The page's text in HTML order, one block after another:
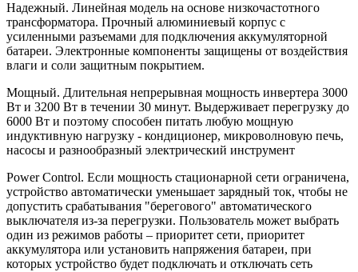
Надежный. Линейная модель на основе низкочастотного
трансформатора. Прочный алюминиевый корпус с
усиленными разъемами для подключения аккумуляторной
батареи. Электронные компоненты защищены от воздействия
влаги и соли защитным покрытием.
Мощный. Длительная непрерывная мощность инвертера 3000
Вт и 3200 Вт в течении 30 минут. Выдерживает перегрузку до
6000 Вт и поэтому способен питать любую мощную
индуктивную нагрузку - кондиционер, микроволновую печь,
насосы и разнообразный электрический инструмент
Power Control. Если мощность стационарной сети ограничена,
устройство автоматически уменьшает зарядный ток, чтобы не
допустить срабатывания "берегового" автоматического
выключателя из-за перегрузки. Пользователь может выбрать
один из режимов работы – приоритет сети, приоритет
аккумулятора или установить напряжения батареи, при
которых устройство будет подключать и отключать сеть